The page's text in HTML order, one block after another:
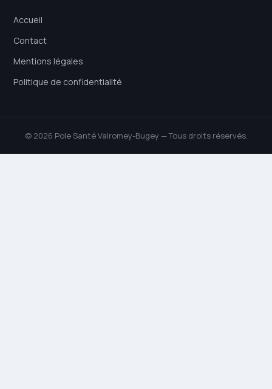
Accueil
Contact
Mentions légales
Politique de confidentialité
© 2026 Pole Santé Valromey-Bugey — Tous droits réservés.